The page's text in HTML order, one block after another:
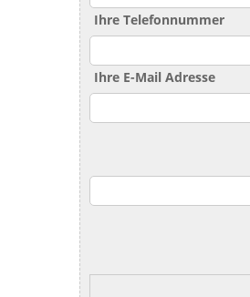
Ihre Telefonnummer
Ihre E-Mail Adresse